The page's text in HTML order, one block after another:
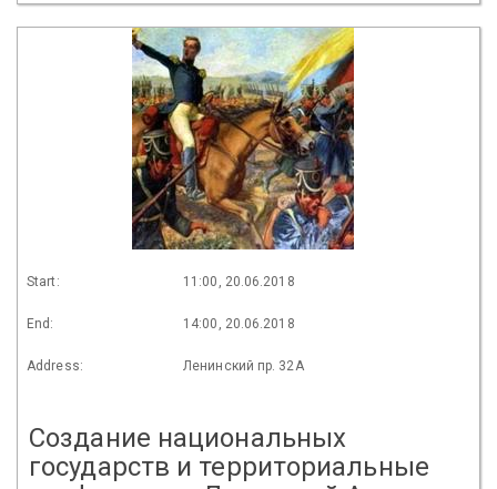
Start: 11:00, 20.06.2018
End: 14:00, 20.06.2018
Address: Ленинский пр. 32А
Создание национальных
государств и территориальные